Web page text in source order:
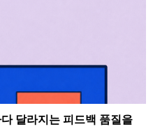
달라지는 피드백 품질을